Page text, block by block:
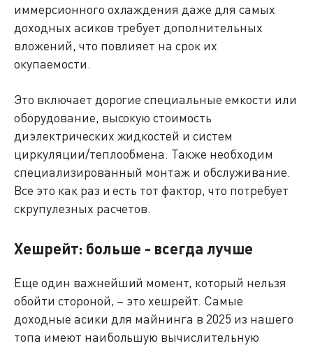
иммерсионного охлаждения даже для самых
доходных асиков требует дополнительных
вложений, что повлияет на срок их
окупаемости.
Это включает дорогие специальные емкости или
оборудование, высокую стоимость
диэлектрических жидкостей и систем
циркуляции/теплообмена. Также необходим
специализированный монтаж и обслуживание.
Все это как раз и есть тот фактор, что потребует
скрупулезных расчетов.
Хешрейт: больше - всегда лучше
Еще один важнейший момент, который нельзя
обойти стороной, – это хешрейт. Самые
доходные асики для майнинга в 2025 из нашего
топа имеют наибольшую вычислительную